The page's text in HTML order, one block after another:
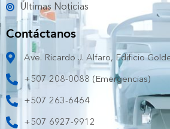
Últimas Noticias
Contáctanos
Ave. Ricardo J. Alfaro, Edificio
+507 208-0088 (Emergencias)
+507 263-6464
+507 6927-9912